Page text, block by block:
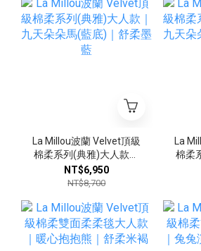
La Millou波蘭 Velvet頂級
棉柔系列(典雅)大人款｜
九天朵朵馬(藍底)｜舒柔
墨藍
NT$6,950
NT$8,700
La
棉柔
九天